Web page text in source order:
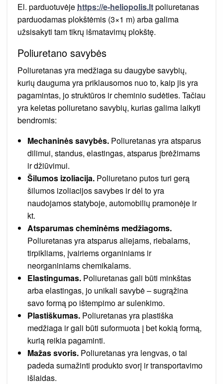
El. parduotuvėje https://e-heliopolis.ltpoliuretanas
parduodamas plokštėmis (3×1 m) arba galima
užsisakyti tam tikrų išmatavimų plokštę.
Poliuretano savybės
Poliuretanas yra medžiaga su daugybe savybių,
kurių dauguma yra priklausomos nuo to, kaip jis yra
pagamintas, jo struktūros ir cheminio sudėties. Tačiau
yra keletas poliuretano savybių, kurias galima laikyti
bendromis:
Mechaninės savybės. Poliuretanas yra atsparus
dilimui, standus, elastingas, atsparus įbrėžimams
ir džiūvimui.
Šilumos izoliacija. Poliuretano putos turi gerą
šilumos izoliacijos savybes ir dėl to yra
naudojamos statyboje, automobilių pramonėje ir
kt.
Atsparumas cheminėms medžiagoms.
Poliuretanas yra atsparus aliejams, riebalams,
tirpikliams, įvairiems organiniams ir
neorganiniams chemikalams.
Elastingumas. Poliuretanas gali būti minkštas
arba elastingas, jo unikali savybė – sugrąžina
savo formą po ištempimo ar sulenkimo.
Plastiškumas. Poliuretanas yra plastiška
medžiaga ir gali būti suformuota į bet kokią formą,
kurią reikia pagaminti.
Mažas svoris. Poliuretanas yra lengvas, o tai
padeda sumažinti produkto svorį ir transportavimo
išlaidas.